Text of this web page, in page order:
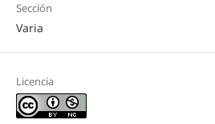
Sección
Varia
Licencia